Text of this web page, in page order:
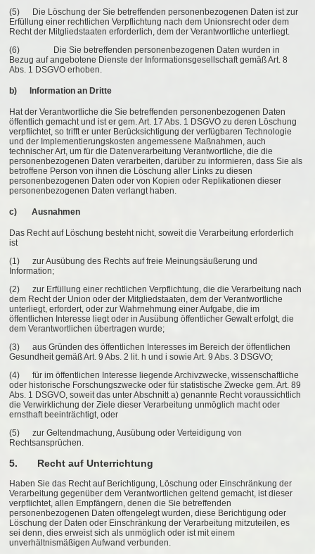
(5) Die Löschung der Sie betreffenden personenbezogenen Daten ist zur
Erfüllung einer rechtlichen Verpflichtung nach dem Unionsrecht oder dem
Recht der Mitgliedstaaten erforderlich, dem der Verantwortliche unterliegt.
(6) Die Sie betreffenden personenbezogenen Daten wurden in
Bezug auf angebotene Dienste der Informationsgesellschaft gemäß Art. 8
Abs. 1 DSGVO erhoben.
b) Information an Dritte
Hat der Verantwortliche die Sie betreffenden personenbezogenen Daten
öffentlich gemacht und ist er gem. Art. 17 Abs. 1 DSGVO zu deren Löschung
verpflichtet, so trifft er unter Berücksichtigung der verfügbaren Technologie
und der Implementierungskosten angemessene Maßnahmen, auch
technischer Art, um für die Datenverarbeitung Verantwortliche, die die
personenbezogenen Daten verarbeiten, darüber zu informieren, dass Sie als
betroffene Person von ihnen die Löschung aller Links zu diesen
personenbezogenen Daten oder von Kopien oder Replikationen dieser
personenbezogenen Daten verlangt haben.
c) Ausnahmen
Das Recht auf Löschung besteht nicht, soweit die Verarbeitung erforderlich
ist
(1) zur Ausübung des Rechts auf freie Meinungsäußerung und
Information;
(2) zur Erfüllung einer rechtlichen Verpflichtung, die die Verarbeitung nach
dem Recht der Union oder der Mitgliedstaaten, dem der Verantwortliche
unterliegt, erfordert, oder zur Wahrnehmung einer Aufgabe, die im
öffentlichen Interesse liegt oder in Ausübung öffentlicher Gewalt erfolgt, die
dem Verantwortlichen übertragen wurde;
(3) aus Gründen des öffentlichen Interesses im Bereich der öffentlichen
Gesundheit gemäß Art. 9 Abs. 2 lit. h und i sowie Art. 9 Abs. 3 DSGVO;
(4) für im öffentlichen Interesse liegende Archivzwecke, wissenschaftliche
oder historische Forschungszwecke oder für statistische Zwecke gem. Art. 89
Abs. 1 DSGVO, soweit das unter Abschnitt a) genannte Recht voraussichtlich
die Verwirklichung der Ziele dieser Verarbeitung unmöglich macht oder
ernsthaft beeinträchtigt, oder
(5) zur Geltendmachung, Ausübung oder Verteidigung von
Rechtsansprüchen.
5. Recht auf Unterrichtung
Haben Sie das Recht auf Berichtigung, Löschung oder Einschränkung der
Verarbeitung gegenüber dem Verantwortlichen geltend gemacht, ist dieser
verpflichtet, allen Empfängern, denen die Sie betreffenden
personenbezogenen Daten offengelegt wurden, diese Berichtigung oder
Löschung der Daten oder Einschränkung der Verarbeitung mitzuteilen, es
sei denn, dies erweist sich als unmöglich oder ist mit einem
unverhältnismäßigen Aufwand verbunden.